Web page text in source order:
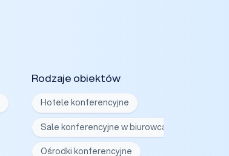
Rodzaje obiektów
Hotele konferencyjne
Sale konferencyjne w biurowcach
Ośrodki konferencyjne